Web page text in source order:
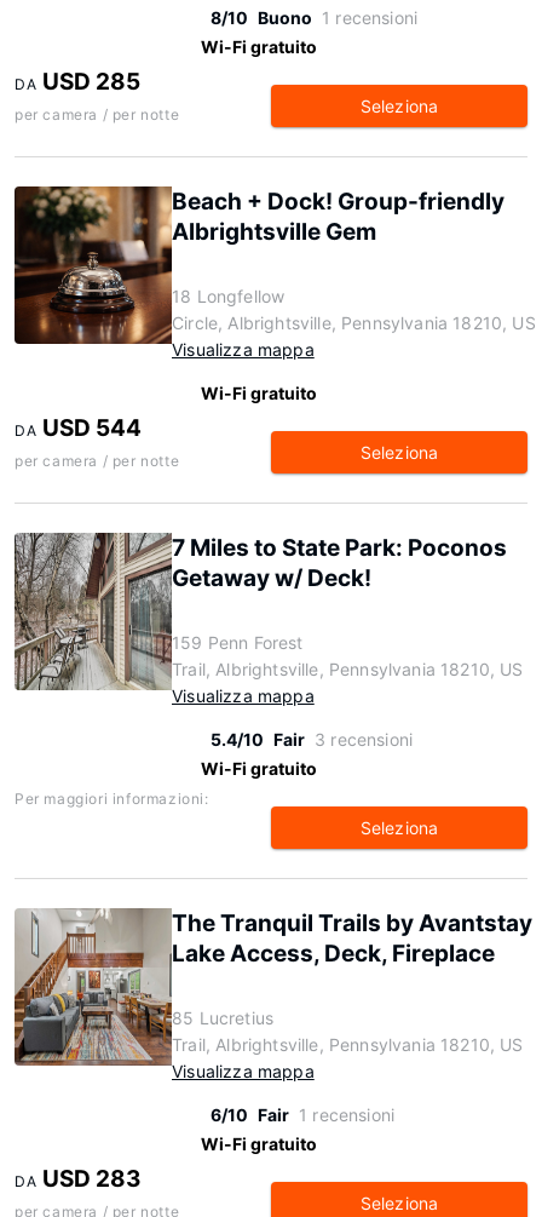
8/10 Buono 1 recensioni
Wi-Fi gratuito
DA USD 285
per camera / per notte Seleziona
Beach + Dock! Group-friendly
Albrightsville Gem
18 Longfellow
Circle, Albrightsville, Pennsylvania 18210, US
Visualizza mappa
Wi-Fi gratuito
DA USD 544
per camera / per notte Seleziona
7 Miles to State Park: Poconos
Getaway w/ Deck!
159 Penn Forest
Trail, Albrightsville, Pennsylvania 18210, US
Visualizza mappa
5.4/10 Fair 3 recensioni
Wi-Fi gratuito
Per maggiori informazioni:
Seleziona
The Tranquil Trails by Avantstay
Lake Access, Deck, Fireplace
85 Lucretius
Trail, Albrightsville, Pennsylvania 18210, US
Visualizza mappa
6/10 Fair 1 recensioni
Wi-Fi gratuito
DA USD 283
per camera / per notte Seleziona